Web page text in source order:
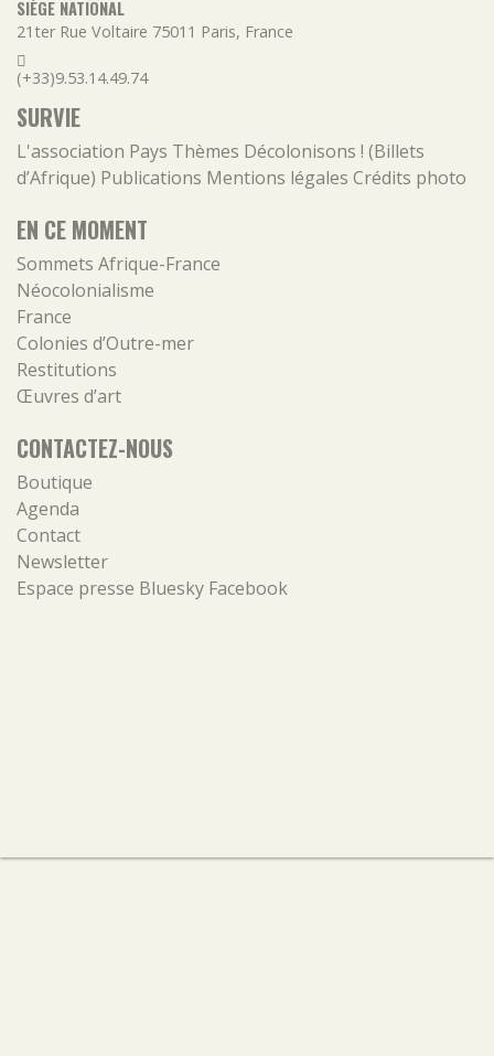
SIÈGE NATIONAL
21ter Rue Voltaire 75011 Paris, France
(+33)9.53.14.49.74
SURVIE
L'association Pays Thèmes Décolonisons ! (Billets
d’Afrique) Publications Mentions légales Crédits photo
EN CE MOMENT
Sommets Afrique-France
Néocolonialisme
France
Colonies d’Outre-mer
Restitutions
Œuvres d’art
CONTACTEZ-NOUS
Boutique
Agenda
Contact
Newsletter
Espace presse Bluesky Facebook